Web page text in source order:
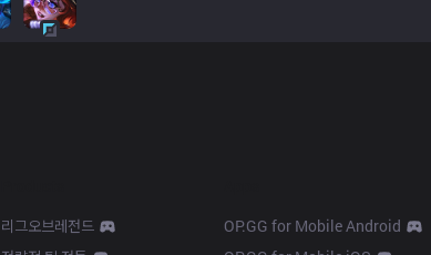
리그오브레전드
OP.GG for Mobile Android